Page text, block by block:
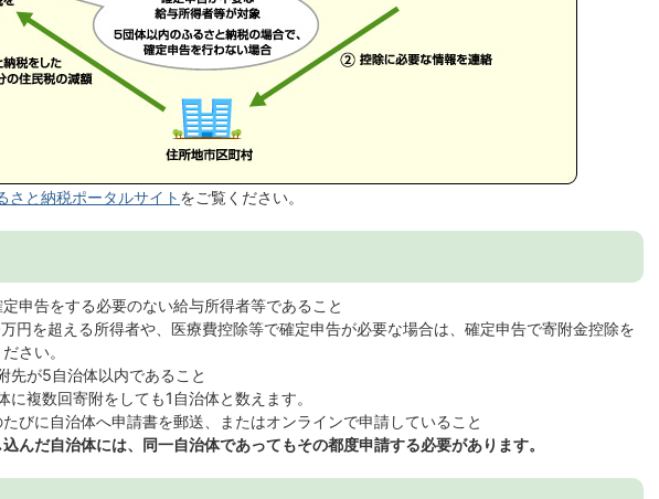
さと納税ポータルサイト をご覧ください。
申告をする必要のない給与所得者等であること
円を超える所得者や、医療費控除等で確定申告が必要な場合は、確定申告で寄附金控除を
さい。
先が5自治体以内であること
に複数回寄附をしても1自治体と数えます。
びに自治体へ申請書を郵送、またはオンラインで申請していること
んだ自治体には、同一自治体であってもその都度申請する必要があります。